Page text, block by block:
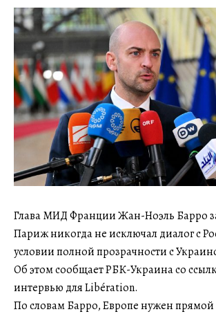
Глава МИД Франции Жан-Ноэль Барро
Париж никогда не исключал диалог с
условии полной прозрачности с
Об этом сообщает РБК-Украина со
интервью для Libération.
По словам Барро, Европе нужен прямой